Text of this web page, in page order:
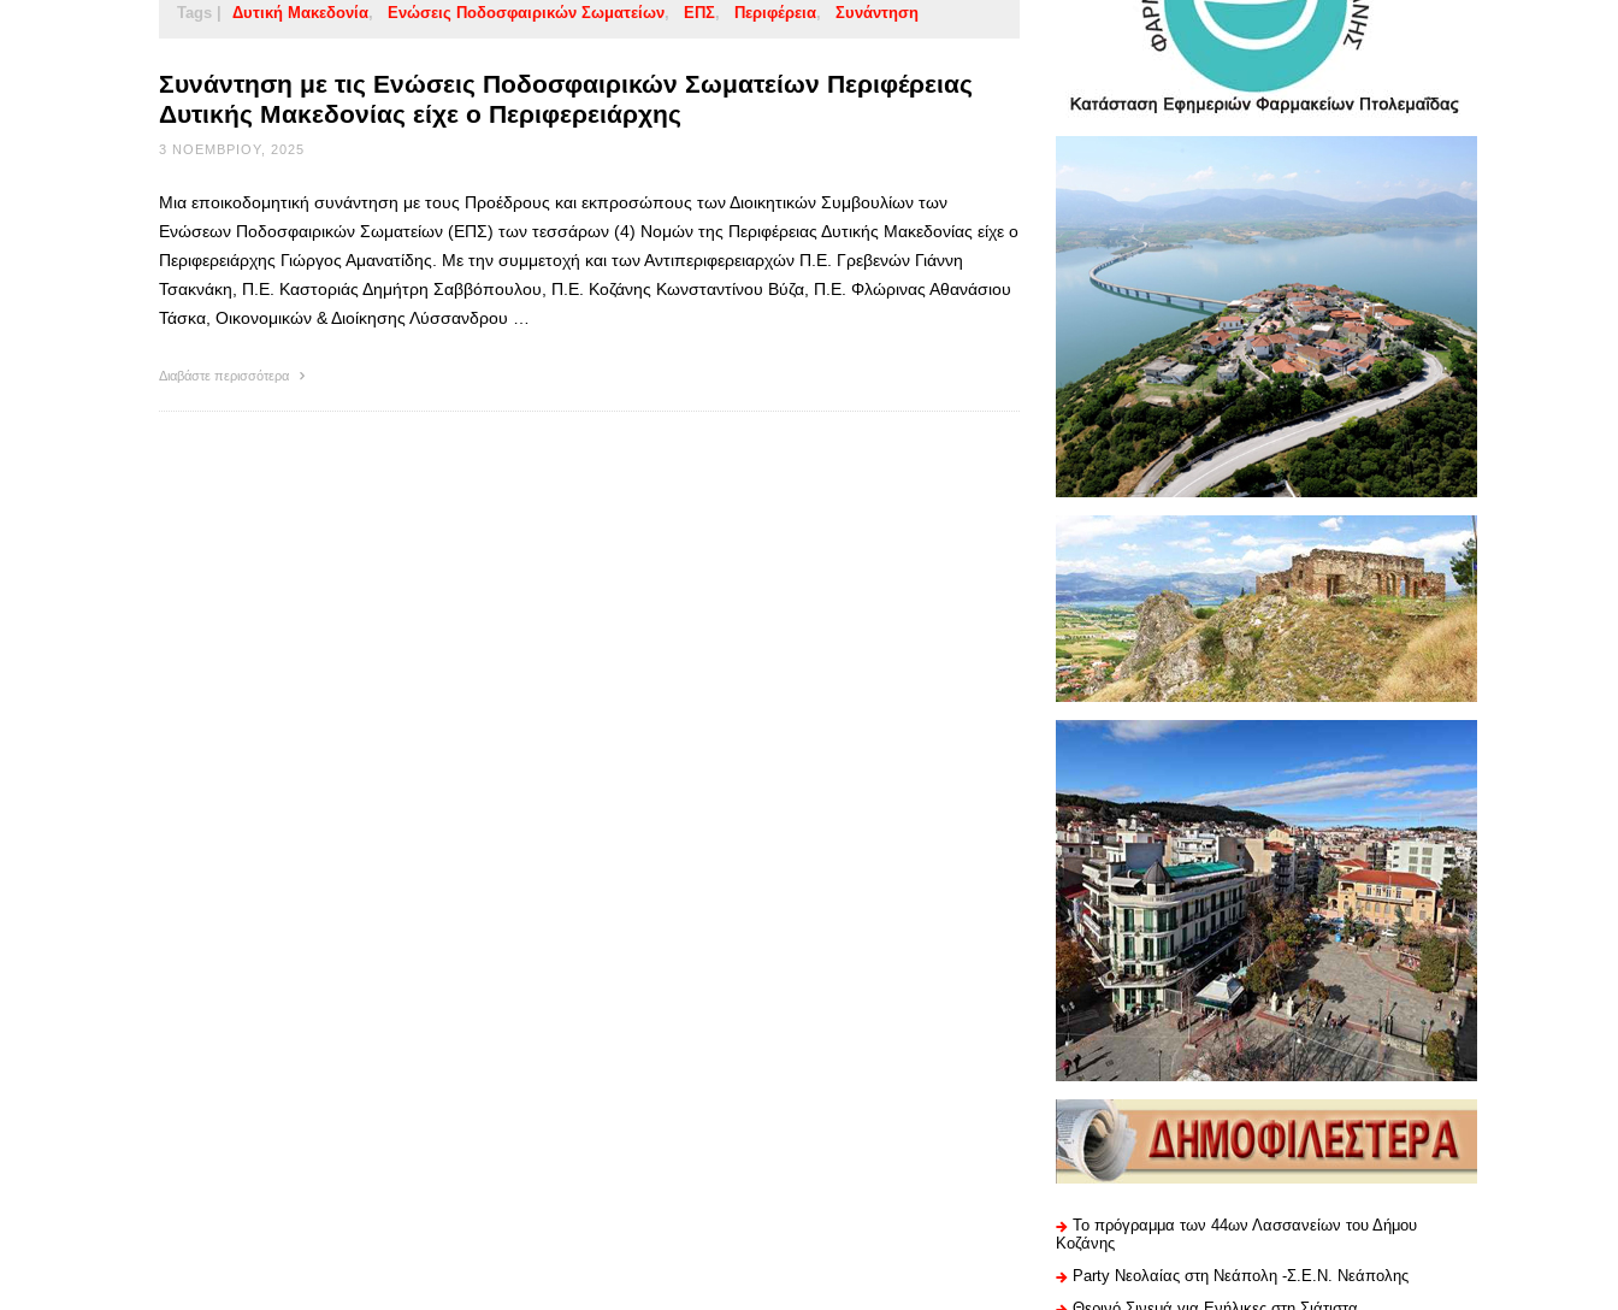
Tags | Δυτική Μακεδονία Ενώσεις Ποδοσφαιρικών Σωματείων ΕΠΣ Περιφέρεια Συνάντηση
Συνάντηση με τις Ενώσεις Ποδοσφαιρικών Σωματείων Περιφέρειας
Δυτικής Μακεδονίας είχε ο Περιφερειάρχης
3 ΝΟΕΜΒΡΊΟΥ, 2025
Μια εποικοδομητική συνάντηση με τους Προέδρους και εκπροσώπους των Διοικητικών Συμβουλίων των
Ενώσεων Ποδοσφαιρικών Σωματείων (ΕΠΣ) των τεσσάρων (4) Νομών της Περιφέρειας Δυτικής Μακεδονίας είχε ο
Περιφερειάρχης Γιώργος Αμανατίδης. Με την συμμετοχή και των Αντιπεριφερειαρχών Π.Ε. Γρεβενών Γιάννη
Τσακνάκη, Π.Ε. Καστοριάς Δημήτρη Σαββόπουλου, Π.Ε. Κοζάνης Κωνσταντίνου Βύζα, Π.Ε. Φλώρινας Αθανάσιου
Τάσκα, Οικονομικών & Διοίκησης Λύσσανδρου …
Διαβάστε περισσότερα
Το πρόγραμμα των 44ων Λασσανείων του Δήμου
Κοζάνης
Party Νεολαίας στη Νεάπολη -Σ.Ε.Ν. Νεάπολης